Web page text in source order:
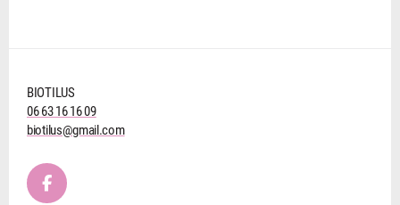
BIOTILUS
06 63 16 16 09
biotilus@gmail.com